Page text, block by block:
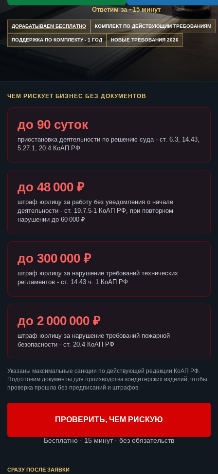
Ответим за ~15 минут
ДОРАБАТЫВАЕМ БЕСПЛАТНО КОМПЛЕКТ ПО ДЕЙСТВУЮЩИМ ТРЕБОВАНИЯМ
ПОДДЕРЖКА ПО КОМПЛЕКТУ - 1 ГОД НОВЫЕ ТРЕБОВАНИЯ 2026
ЧЕМ РИСКУЕТ БИЗНЕС БЕЗ ДОКУМЕНТОВ
до 90 суток
приостановка деятельности по решению суда - ст. 6.3, 14.43,
5.27.1, 20.4 КоАП РФ
до 48 000 ₽
штраф юрлицу за работу без уведомления о начале
деятельности - ст. 19.7.5-1 КоАП РФ, при повторном
нарушении до 60 000 ₽
до 300 000 ₽
штраф юрлицу за нарушение требований технических
регламентов - ст. 14.43 ч. 1 КоАП РФ
до 2 000 000 ₽
штраф юрлицу за нарушение требований пожарной
безопасности - ст. 20.4 КоАП РФ
Указаны максимальные санкции по действующей редакции КоАП РФ.
Подготовим документы для производства кондитерских изделий, чтобы
проверка прошла без предписаний и штрафов.
ПРОВЕРИТЬ, ЧЕМ РИСКУЮ
Бесплатно · 15 минут · без обязательств
СРАЗУ ПОСЛЕ ЗАЯВКИ